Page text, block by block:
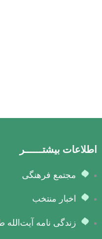
اطلاعات بیشتــــــر
مجتمع فرهنگی
اخبار منتخب
زندگی نامه آیت‌الله